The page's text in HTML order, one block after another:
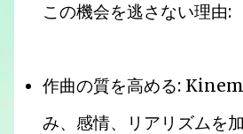
この機会を逃さない理由:
作曲の質を高める:
み、感情、リアリズムを加